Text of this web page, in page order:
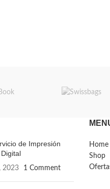
de Impresión
2023 1 Comment
Home
Shop